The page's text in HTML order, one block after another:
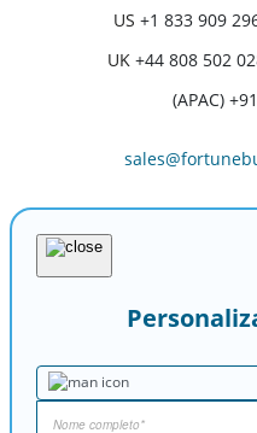
US +1 833 909
UK +44 808 502
(APAC)